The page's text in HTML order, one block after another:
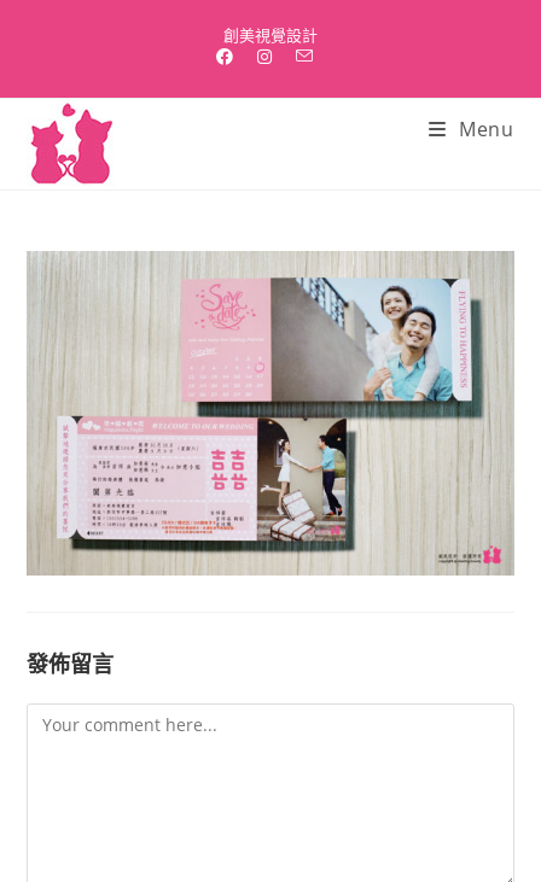
創美視覺設計
Menu
發佈留言
Comment